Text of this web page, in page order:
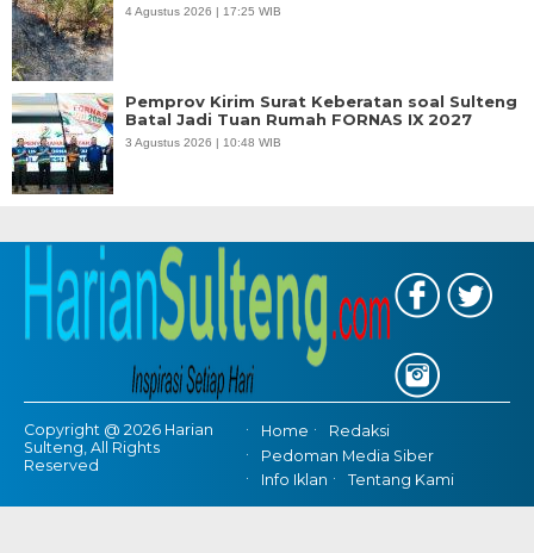
4 Agustus 2026 | 17:25 WIB
Pemprov Kirim Surat Keberatan soal Sulteng
Batal Jadi Tuan Rumah FORNAS IX 2027
3 Agustus 2026 | 10:48 WIB
Copyright @ 2026 Harian
Sulteng, All Rights
Reserved
Home
Redaksi
Pedoman Media Siber
Info Iklan
Tentang Kami